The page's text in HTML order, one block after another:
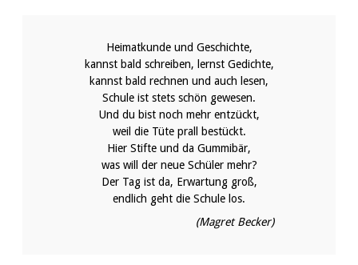
Heimatkunde und Geschichte,
kannst bald schreiben, lernst Gedichte,
kannst bald rechnen und auch lesen,
Schule ist stets schön gewesen.
Und du bist noch mehr entzückt,
weil die Tüte prall bestückt.
Hier Stifte und da Gummibär,
was will der neue Schüler mehr?
Der Tag ist da, Erwartung groß,
endlich geht die Schule los.
(Magret Becker)